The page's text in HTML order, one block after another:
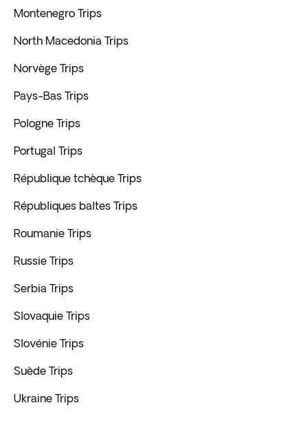
Montenegro Trips
North Macedonia Trips
Norvège Trips
Pays-Bas Trips
Pologne Trips
Portugal Trips
République tchèque Trips
Républiques baltes Trips
Roumanie Trips
Russie Trips
Serbia Trips
Slovaquie Trips
Slovénie Trips
Suède Trips
Ukraine Trips